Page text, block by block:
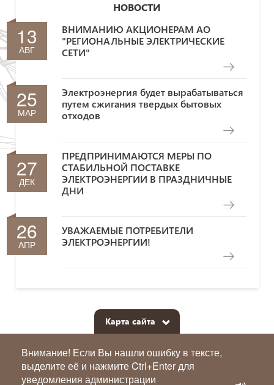
НОВОСТИ
13
АВГ
ВНИМАНИЮ АКЦИОНЕРАМ АО
"РЕГИОНАЛЬНЫЕ ЭЛЕКТРИЧЕСКИЕ
СЕТИ"
25
МАР
Электроэнергия будет вырабатываться
путем сжигания твердых бытовых
отходов
27
ДЕК
ПРЕДПРИНИМАЮТСЯ МЕРЫ ПО
СТАБИЛЬНОЙ ПОСТАВКЕ
ЭЛЕКТРОЭНЕРГИИ В ПРАЗДНИЧНЫЕ
ДНИ
26
АПР
УВАЖАЕМЫЕ ПОТРЕБИТЕЛИ
ЭЛЕКТРОЭНЕРГИИ!
Карта сайта
Внимание! Если Вы нашли ошибку в тексте,
выделите её и нажмите Ctrl+Enter для
уведомления администрации